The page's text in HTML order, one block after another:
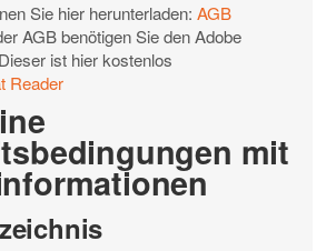
Sie hier herunterladen: AGB
AGB benötigen Sie den Adobe
ist hier kostenlos
Reader
mit